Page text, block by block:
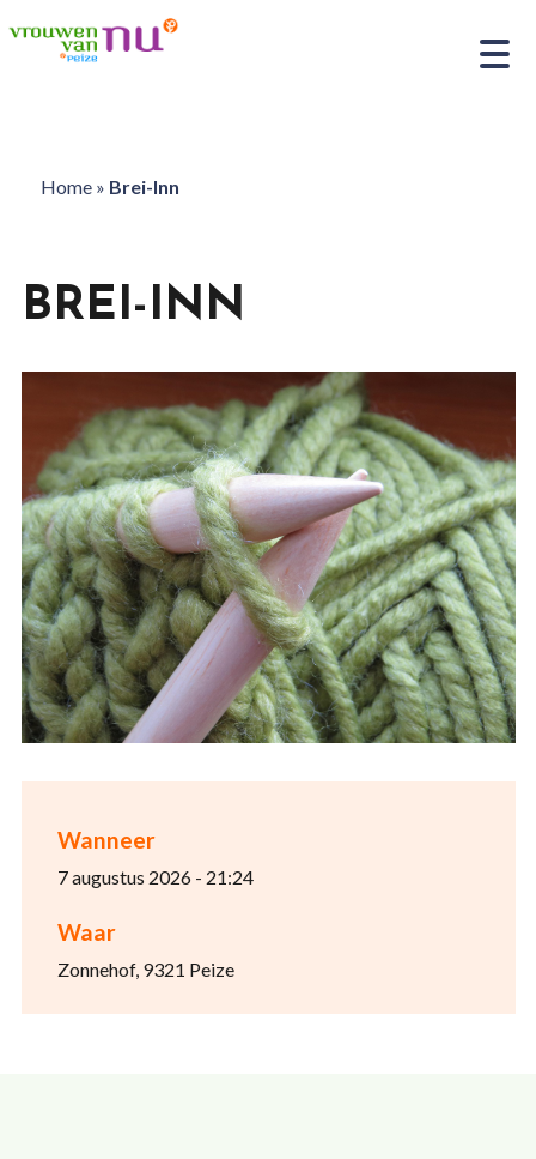
Home» Brei-Inn
Wanneer
7 augustus 2026 - 21:24
Waar
Zonnehof, 9321 Peize
BREI-INN